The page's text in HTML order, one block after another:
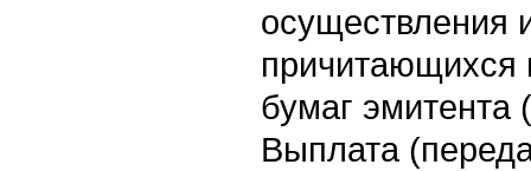
осуществления
причитающихся
бумаг эмитента
Выплата